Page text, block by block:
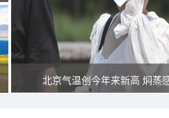
北京气温创今年来新高 焖蒸